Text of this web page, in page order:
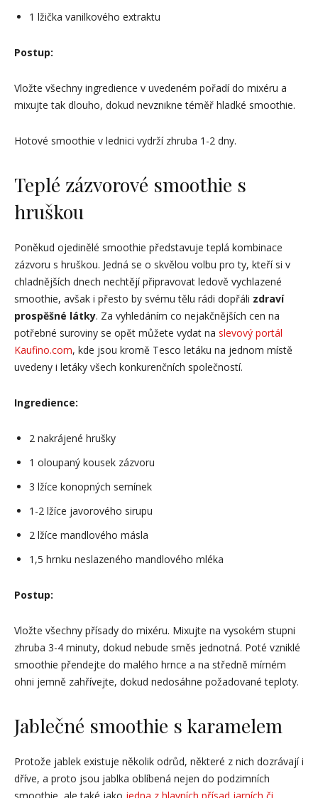
1 lžička vanilkového extraktu
Postup:
Vložte všechny ingredience v uvedeném pořadí do mixéru a
mixujte tak dlouho, dokud nevznikne téměř hladké smoothie.
Hotové smoothie v lednici vydrží zhruba 1-2 dny.
Teplé zázvorové smoothie s
hruškou
Poněkud ojedinělé smoothie představuje teplá kombinace
zázvoru s hruškou. Jedná se o skvělou volbu pro ty, kteří si v
chladnějších dnech nechtějí připravovat ledově vychlazené
smoothie, avšak i přesto by svému tělu rádi dopřáli zdraví
prospěšné látky. Za vyhledáním co nejakčnějších cen na
potřebné suroviny se opět můžete vydat na slevový portál
Kaufino.com, kde jsou kromě Tesco letáku na jednom místě
uvedeny i letáky všech konkurenčních společností.
Ingredience:
2 nakrájené hrušky
1 oloupaný kousek zázvoru
3 lžíce konopných semínek
1-2 lžíce javorového sirupu
2 lžíce mandlového másla
1,5 hrnku neslazeného mandlového mléka
Postup:
Vložte všechny přísady do mixéru. Mixujte na vysokém stupni
zhruba 3-4 minuty, dokud nebude směs jednotná. Poté vzniklé
smoothie přendejte do malého hrnce a na středně mírném
ohni jemně zahřívejte, dokud nedosáhne požadované teploty.
Jablečné smoothie s karamelem
Protože jablek existuje několik odrůd, některé z nich dozrávají i
dříve, a proto jsou jablka oblíbená nejen do podzimních